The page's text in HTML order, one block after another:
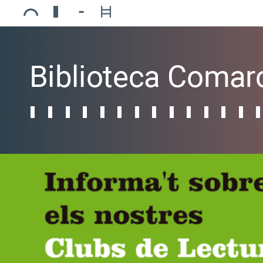
Ajuntament de Mollerussa
Biblioteca Comarcal Jaume Vila
Piscines de Mollerussa